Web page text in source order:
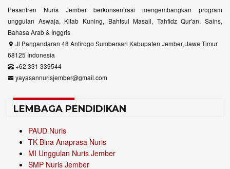
Pesantren Nuris Jember berkonsentrasi mengembangkan program
unggulan Aswaja, Kitab Kuning, Bahtsul Masail, Tahfidz Qur'an, Sains,
Bahasa Arab & Inggris
Jl Pangandaran 48 Antirogo Sumbersari Kabupaten Jember, Jawa Timur
68125 Indonesia
+62 331 339544
yayasannurisjember@gmail.com
LEMBAGA PENDIDIKAN
PAUD Nuris
TK Bina Anaprasa Nuris
MI Unggulan Nuris Jember
SMP Nuris Jember